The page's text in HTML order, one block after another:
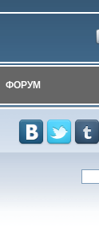
ФОРУМ